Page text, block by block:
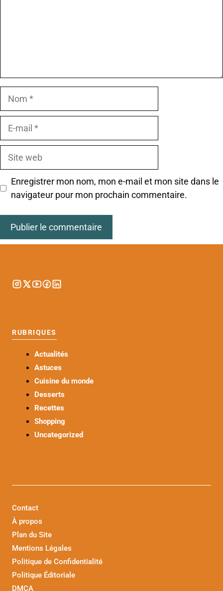
Nom
Site
Enregistrer mon nom, mon e-mail et mon site dans le
navigateur pour mon prochain commentaire.
RUBRIQUES
Actualités
Astuces
Cuisine du monde
Desserts
Recettes
Shopping
Uncategorized
Contact
À propos
Plan du Site
Mentions Légales
Politique de Confidentialité
Politique Éditoriale
DMCA